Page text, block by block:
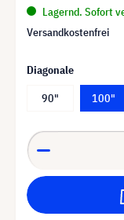
Lagernd. Sofort
Versandkostenfrei
Diagonale
90"
100"